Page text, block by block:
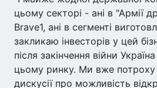
цьому секторі - ані в "Армії
Brave1, ані в сегменті
закликаю інвесторів у цей
після закінчення війни
цьому ринку. Ми вже
дискусії про можливість